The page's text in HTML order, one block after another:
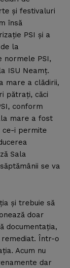
şi festivaluri
însă
PSI şi a
la
normele PSI,
ISU Neamţ.
mare a clădirii,
pătraţi, căci
conform
mare a fost
ce-i permite
Sala
se va
şi trebuie să
doar
documentaţia,
Într-o
Acum nu
dar